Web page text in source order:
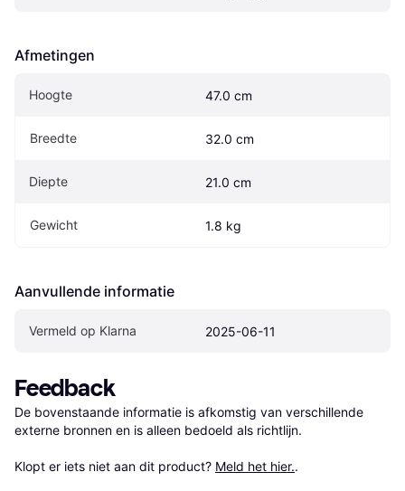
Afmetingen
Hoogte 47.0 cm
Breedte 32.0 cm
Diepte 21.0 cm
Gewicht 1.8 kg
Aanvullende informatie
Vermeld op Klarna 2025-06-11
Feedback
De bovenstaande informatie is afkomstig van verschillende
externe bronnen en is alleen bedoeld als richtlijn.
Klopt er iets niet aan dit product? Meld het hier..